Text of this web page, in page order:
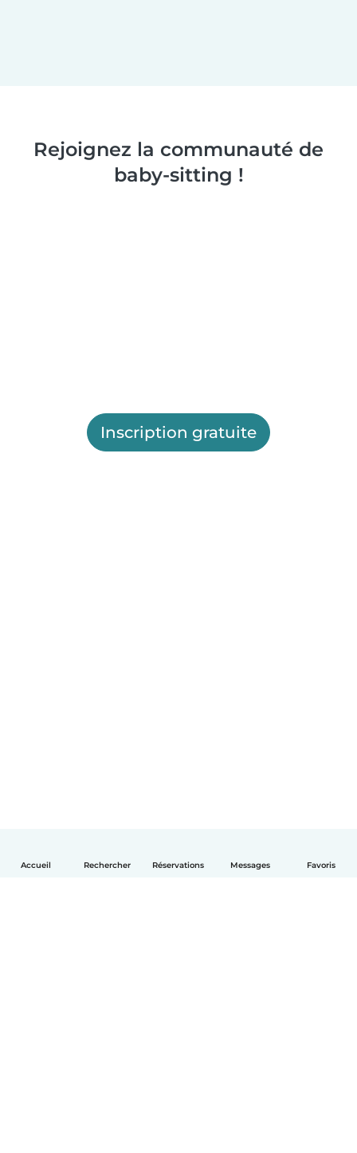
Accueil Rechercher Réservations Messages Favoris
Rejoignez la communauté de
baby-sitting !
Inscription gratuite